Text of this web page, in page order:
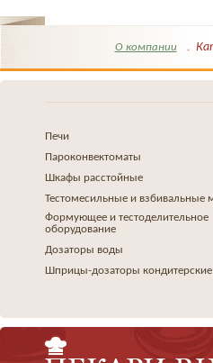
О компании
Печи
Пароконвектоматы
Шкафы расстойные
Тестомесильные и взбивальные
Формующее и тестоделительное
оборудование
Дозаторы воды
Шприцы-дозаторы кондитерские